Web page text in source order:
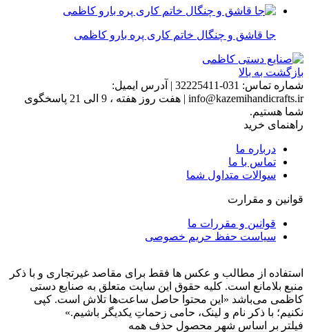
جا قاشق و چنگال خاتم کاری پره بارو کاظمی
بازگشت به بالا
شماره تماس: 031-32225411
| آدرس ایمیل:
info@kazemihandicrafts.ir
|
هفت روز هفته ، 9 الی 21 پاسخگوی
شما هستیم.
راهنمای خرید
درباره ما
تماس با ما
سوالات متداول شما
قوانین و مقرارت
قوانین و مقررات ما
سیاست حفظ حریم خصوصی
استفاده از مطالب و عکس ها فقط برای مقاصد غیرتجاری و با ذکر
منبع بلامانع است. کلیه حقوق این سایت متعلق به صنایع دستی
کاظمی می‌باشد «این محتوا حاصل ساعت‌ها تلاش است. کپی
نکنیم؛ با ذکر نام و لینک، حامی زحماتِ یکدیگر باشیم.»
فیلتر بر اساس شهر محصول حذف همه